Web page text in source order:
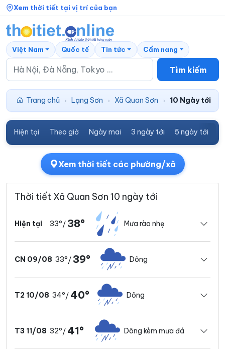
Xem thời tiết tại vị trí của bạn
Tìm kiếm
Việt Nam Quốc tế Tin tức Cẩm nang
Trang chủ › Lạng Sơn › Xã Quan Sơn › 10 Ngày tới
Hiện tại Theo giờ Ngày mai 3 ngày tới 5 ngày tới
Xem thời tiết các phường/xã
Thời tiết Xã Quan Sơn 10 ngày tới
Hiện tại 33°/ 38° Mưa rào nhẹ
CN 09/08 33°/ 39° Dông
T2 10/08 34°/ 40° Dông
T3 11/08 32°/ 41° Dông kèm mưa đá